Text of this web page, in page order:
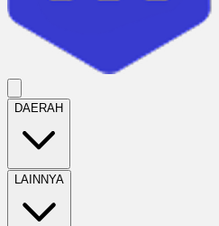
DAERAH
LAINNYA